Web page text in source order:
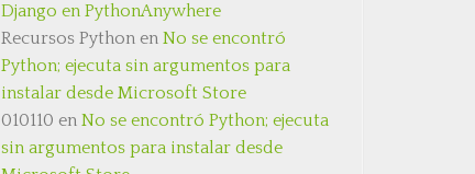
Django en PythonAnywhere
Recursos Python enNo se encontró
Python; ejecuta sin argumentos para
instalar desde Microsoft Store
010110 enNo se encontró Python; ejecuta
sin argumentos para instalar desde